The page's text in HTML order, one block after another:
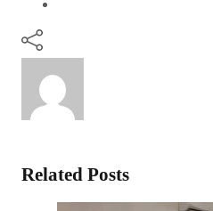
Related Posts